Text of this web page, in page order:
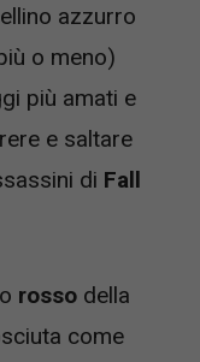
azzurro
o meno)
più amati e
e saltare
di Fall
rosso della
come